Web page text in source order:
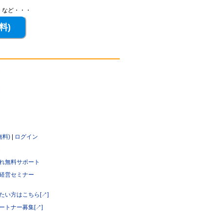
ど・・・
料)| ログイン
無料サポート
営セミナー
い方はこちら[↗]
トナー募集[↗]